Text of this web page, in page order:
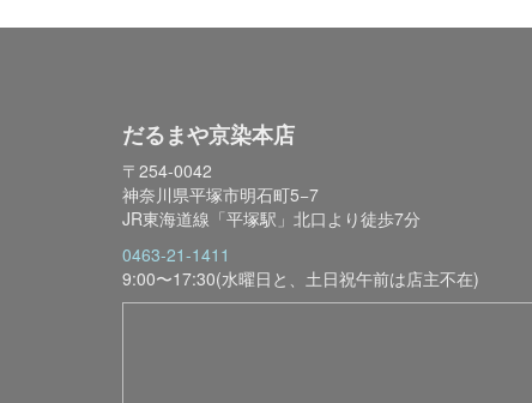
だるまや京染本店
〒254-0042
神奈川県平塚市明石町5−7
JR東海道線「平塚駅」北口より徒歩7分
0463-21-1411
9:00〜17:30(水曜日と、土日祝午前は店主不在)